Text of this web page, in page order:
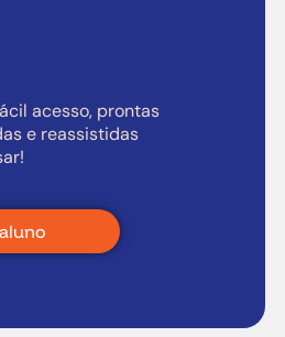
acesso, prontas
e reassistidas